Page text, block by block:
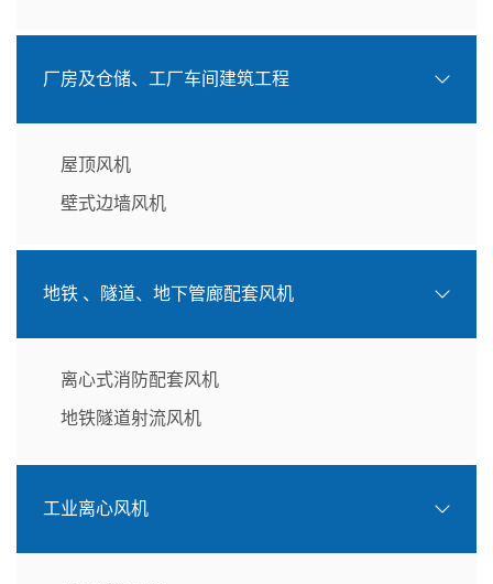
厂房及仓储、工厂车间建筑工程
屋顶风机
壁式边墙风机
地铁 、隧道、地下管廊配套风机
离心式消防配套风机
地铁隧道射流风机
工业离心风机